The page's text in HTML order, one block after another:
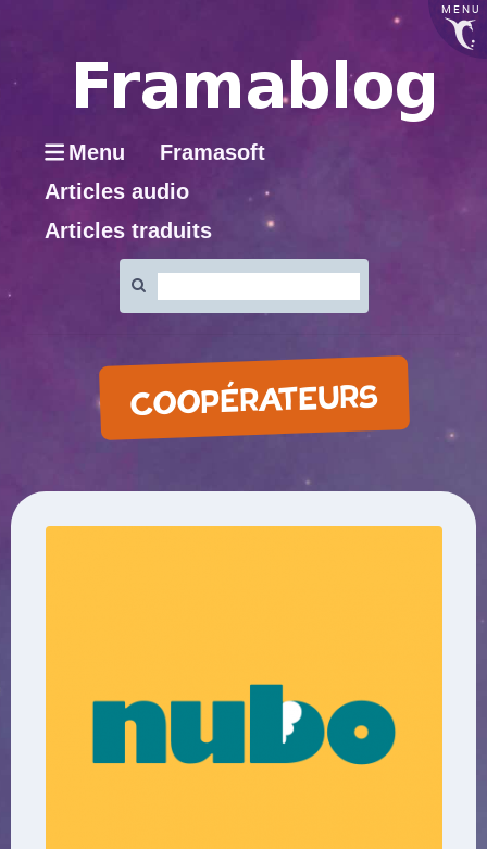
MENU
Menu
Framasoft
Articles audio
Articles traduits
:
COOPÉRATEURS